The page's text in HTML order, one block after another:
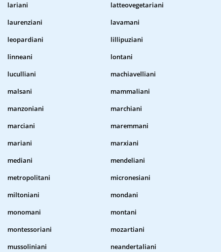
lariani
latteovegetariani
laurenziani
lavamani
leopardiani
lillipuziani
linneani
lontani
luculliani
machiavelliani
malsani
mammaliani
manzoniani
marchiani
marciani
maremmani
mariani
marxiani
mediani
mendeliani
metropolitani
micronesiani
miltoniani
mondani
monomani
montani
montessoriani
mozartiani
mussoliniani
neandertaliani